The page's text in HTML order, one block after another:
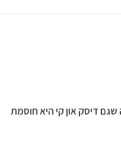
דיסק און קי היא חוסמת